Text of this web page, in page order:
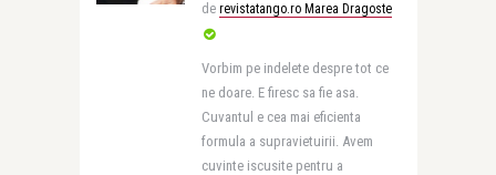
de revistatango.ro Marea Dragoste
Vorbim pe indelete despre tot ce
ne doare. E firesc sa fie asa.
Cuvantul e cea mai eficienta
formula a supravietuirii. Avem
cuvinte iscusite pentru a